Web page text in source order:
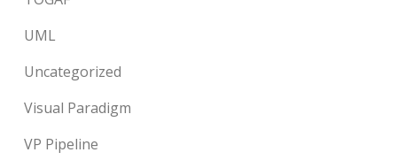
UML
Uncategorized
Visual Paradigm
VP Pipeline